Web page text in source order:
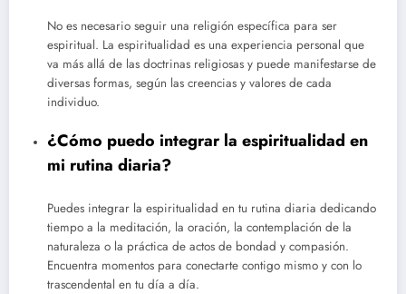
No es necesario seguir una religión específica para ser
espiritual. La espiritualidad es una experiencia personal que
va más allá de las doctrinas religiosas y puede manifestarse de
diversas formas, según las creencias y valores de cada
individuo.
¿Cómo puedo integrar la espiritualidad en
mi rutina diaria?
Puedes integrar la espiritualidad en tu rutina diaria dedicando
tiempo a la meditación, la oración, la contemplación de la
naturaleza o la práctica de actos de bondad y compasión.
Encuentra momentos para conectarte contigo mismo y con lo
trascendental en tu día a día.